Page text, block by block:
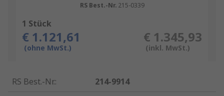
RS Best.-Nr. 215-0339
1 Stück
€ 1.121,61
(ohne MwSt.)
€ 1.345,93
(inkl. MwSt.)
RS Best.-Nr.:
214-9914